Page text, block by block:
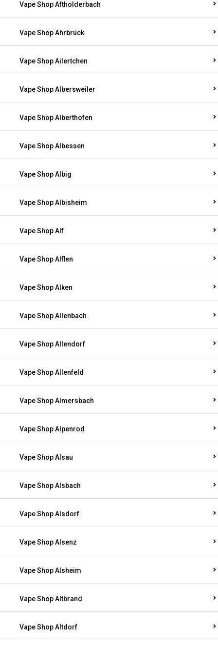
Vape Shop Aftholderbach
Vape Shop Ahrbrück
Vape Shop Ailertchen
Vape Shop Albersweiler
Vape Shop Alberthofen
Vape Shop Albessen
Vape Shop Albig
Vape Shop Albisheim
Vape Shop Alf
Vape Shop Alflen
Vape Shop Alken
Vape Shop Allenbach
Vape Shop Allendorf
Vape Shop Allenfeld
Vape Shop Almersbach
Vape Shop Alpenrod
Vape Shop Alsau
Vape Shop Alsbach
Vape Shop Alsdorf
Vape Shop Alsenz
Vape Shop Alsheim
Vape Shop Altbrand
Vape Shop Altdorf